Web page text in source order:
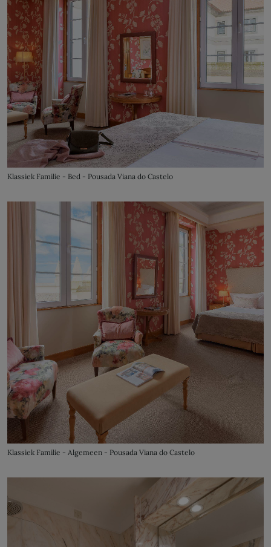
Klassiek Familie - Bed - Pousada Viana do Castelo
Klassiek Familie - Algemeen - Pousada Viana do Castelo